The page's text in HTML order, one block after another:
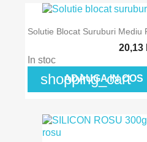
Solutie Blocat Suruburi Mediu
20,13
In stoc
shopping_cart
ADAUGA IN COS